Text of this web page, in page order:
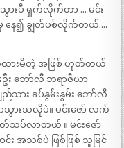
သွားပီ ရှက်လိုက်တာ … မင်း
မှ နေ၍ ချွတ်ပစ်လိုက်တယ်….
ထားမိတဲ့ အဖြစ် ဟုတ်တယ်
ဦး ဘော်လီ ဘရာဇီယာ
ား ခပ်နွမ်းနွမ်း ဘော်လီ
သွားသလိုပဲ။ မင်းဇော် လက်
သပ်လာတယ် ။ မင်းဇော်
း အသစ်ပဲ ဖြစ်ဖြစ် သူမြင်